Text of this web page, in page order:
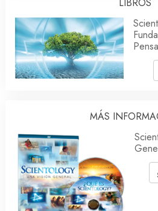
LIBROS
MÁS